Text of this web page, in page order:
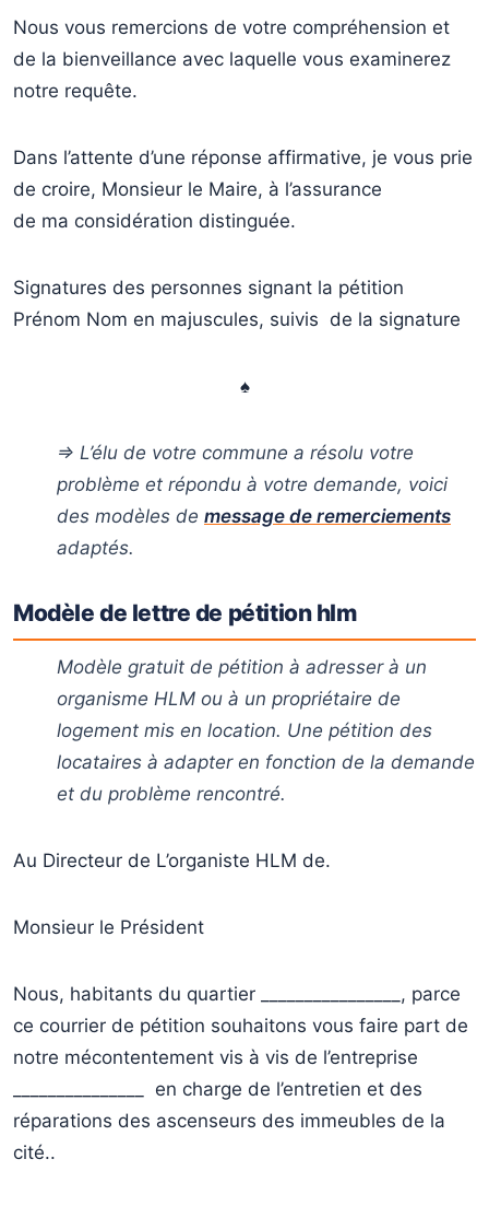
Nous vous remercions de votre compréhension et
de la bienveillance avec laquelle vous examinerez
notre requête.
Dans l’attente d’une réponse affirmative, je vous prie
de croire, Monsieur le Maire, à l’assurance
de ma considération distinguée.
Signatures des personnes signant la pétition
Prénom Nom en majuscules, suivis de la signature
♠
⇒ L’élu de votre commune a résolu votre
problème et répondu à votre demande, voici
des modèles de message de remerciements
adaptés.
Modèle de lettre de pétition hlm
Modèle gratuit de pétition à adresser à un
organisme HLM ou à un propriétaire de
logement mis en location. Une pétition des
locataires à adapter en fonction de la demande
et du problème rencontré.
Au Directeur de L’organiste HLM de.
Monsieur le Président
Nous, habitants du quartier ________________, parce
ce courrier de pétition souhaitons vous faire part de
notre mécontentement vis à vis de l’entreprise
_______________ en charge de l’entretien et des
réparations des ascenseurs des immeubles de la
cité..